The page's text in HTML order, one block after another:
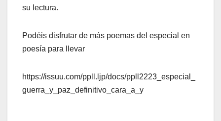
su lectura.
Podéis disfrutar de más poemas del especial en
poesía para llevar
https://issuu.com/ppll.ljp/docs/ppll2223_especial_
guerra_y_paz_definitivo_cara_a_y